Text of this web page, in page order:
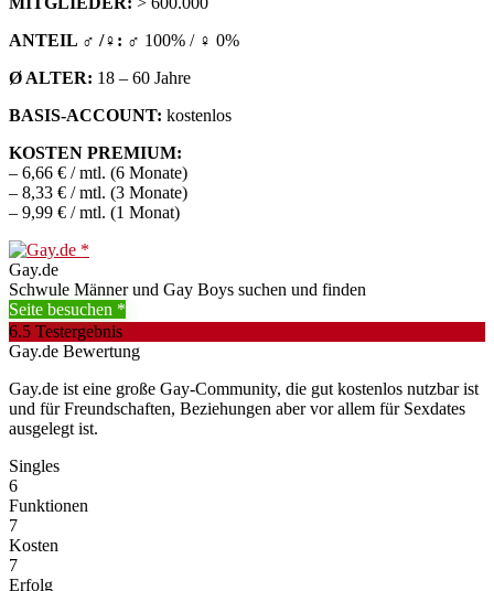
ANTEIL ♂ /♀: ♂ 100% / ♀ 0%
Ø ALTER: 18 – 60 Jahre
BASIS-ACCOUNT: kostenlos
KOSTEN PREMIUM:
– 6,66 € / mtl. (6 Monate)
– 8,33 € / mtl. (3 Monate)
– 9,99 € / mtl. (1 Monat)
Gay.de
Schwule Männer und Gay Boys suchen und finden
Seite besuchen
6.5 Testergebnis
Gay.de Bewertung
Gay.de ist eine große Gay-Community, die gut kostenlos nutzbar ist
und für Freundschaften, Beziehungen aber vor allem für Sexdates
ausgelegt ist.
Singles
6
Funktionen
7
Kosten
7
Erfolg